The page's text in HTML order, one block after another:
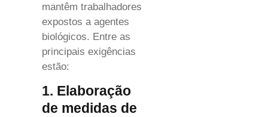
mantêm trabalhadores
expostos a agentes
biológicos. Entre as
principais exigências
estão:
1. Elaboração
de medidas de